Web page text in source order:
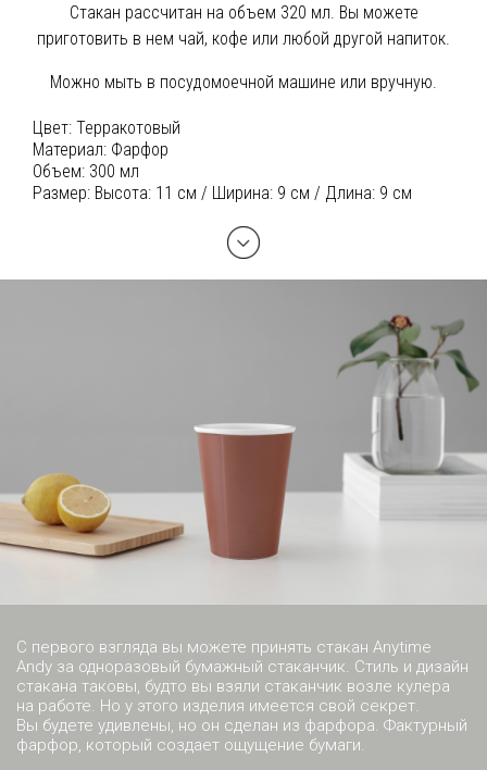
Стакан рассчитан на объем 320 мл. Вы можете
приготовить в нем чай, кофе или любой другой напиток.
Можно мыть в посудомоечной машине или вручную.
Цвет: Терракотовый
Материал: Фарфор
Объем: 300 мл
Размер: Высота: 11 см / Ширина: 9 см / Длина: 9 см
С первого взгляда вы можете принять стакан Anytime
Andy за одноразовый бумажный стаканчик. Стиль и дизайн
стакана таковы, будто вы взяли стаканчик возле кулера
на работе. Но у этого изделия имеется свой секрет.
Вы будете удивлены, но он сделан из фарфора. Фактурный
фарфор, который создает ощущение бумаги.